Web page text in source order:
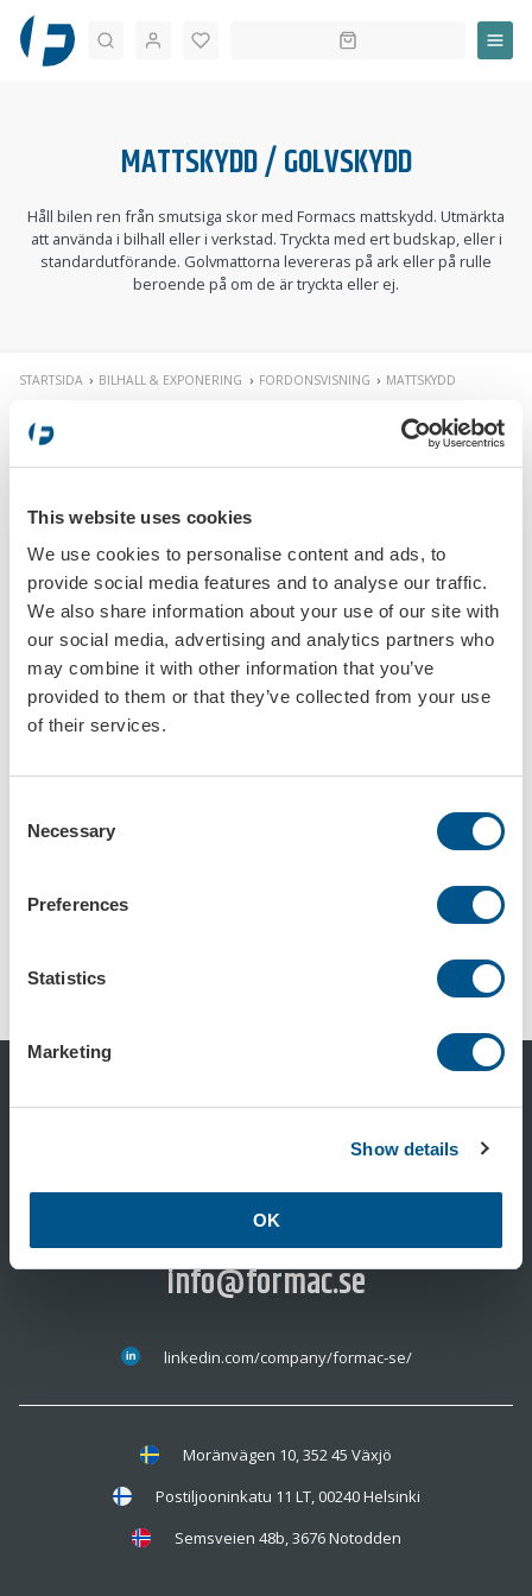
This website uses cookies
We use cookies to personalise content and ads, to
provide social media features and to analyse our traffic.
We also share information about your use of our site with
our social media, advertising and analytics partners who
may combine it with other information that you’ve
provided to them or that they’ve collected from your use
of their services.
Selection
Necessary
Preferences
Statistics
Marketing
Show details
OK
Sök
MATTSKYDD / GOLVSKYDD
Håll bilen ren från smutsiga skor med Formacs mattskydd. Utmärkta
att använda i bilhall eller i verkstad. Tryckta med ert budskap, eller i
standardutförande. Golvmattorna levereras på ark eller på rulle
beroende på om de är tryckta eller ej.
STARTSIDA BILHALL & EXPONERING FORDONSVISNING MATTSKYDD
SORTERA:
Mattskydd på rulle
Art.nr: 3030-10 Art.nr: 5710
Art.nr: 5715-5716
Mattskydd återanvändningsbart
Art.nr: 73983-01
0470-74 54 50
info@formac.se
linkedin.com/company/formac-se/
Moränvägen 10, 352 45 Växjö
Postiljooninkatu 11 LT, 00240 Helsinki
Semsveien 48b, 3676 Notodden